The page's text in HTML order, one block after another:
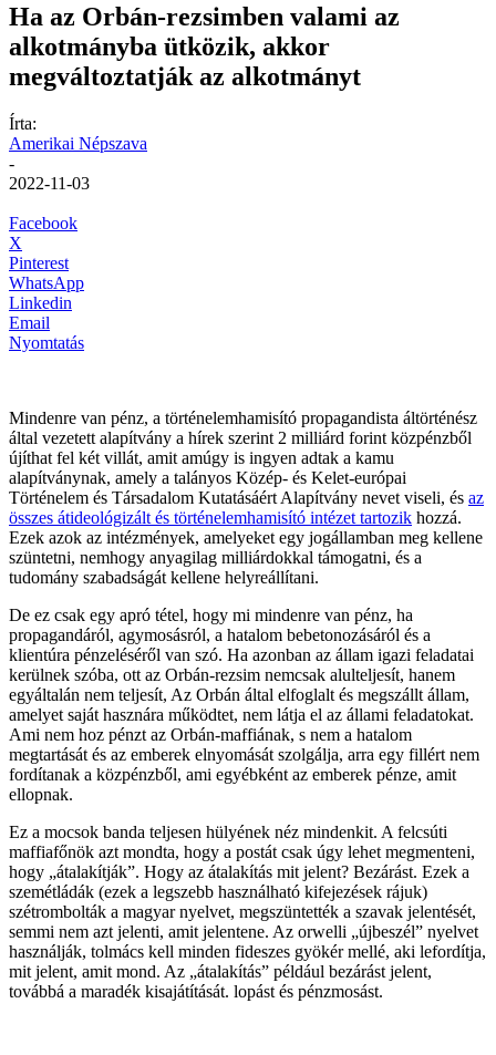
Ha az Orbán-rezsimben valami az
alkotmányba ütközik, akkor
megváltoztatják az alkotmányt
Írta:
Amerikai Népszava
-
2022-11-03
Facebook
X
Pinterest
WhatsApp
Linkedin
Email
Nyomtatás
Mindenre van pénz, a történelemhamisító propagandista áltörténész
által vezetett alapítvány a hírek szerint 2 milliárd forint közpénzből
újíthat fel két villát, amit amúgy is ingyen adtak a kamu
alapítványnak, amely a talányos Közép- és Kelet-európai
Történelem és Társadalom Kutatásáért Alapítvány nevet viseli, és az
összes átideológizált és történelemhamisító intézet tartozik hozzá.
Ezek azok az intézmények, amelyeket egy jogállamban meg kellene
szüntetni, nemhogy anyagilag milliárdokkal támogatni, és a
tudomány szabadságát kellene helyreállítani.
De ez csak egy apró tétel, hogy mi mindenre van pénz, ha
propagandáról, agymosásról, a hatalom bebetonozásáról és a
klientúra pénzeléséről van szó. Ha azonban az állam igazi feladatai
kerülnek szóba, ott az Orbán-rezsim nemcsak alulteljesít, hanem
egyáltalán nem teljesít, Az Orbán által elfoglalt és megszállt állam,
amelyet saját hasznára működtet, nem látja el az állami feladatokat.
Ami nem hoz pénzt az Orbán-maffiának, s nem a hatalom
megtartását és az emberek elnyomását szolgálja, arra egy fillért nem
fordítanak a közpénzből, ami egyébként az emberek pénze, amit
ellopnak.
Ez a mocsok banda teljesen hülyének néz mindenkit. A felcsúti
maffiafőnök azt mondta, hogy a postát csak úgy lehet megmenteni,
hogy „átalakítják”. Hogy az átalakítás mit jelent? Bezárást. Ezek a
szemétládák (ezek a legszebb használható kifejezések rájuk)
szétrombolták a magyar nyelvet, megszüntették a szavak jelentését,
semmi nem azt jelenti, amit jelentene. Az orwelli „újbeszél” nyelvet
használják, tolmács kell minden fideszes gyökér mellé, aki lefordítja,
mit jelent, amit mond. Az „átalakítás” például bezárást jelent,
továbbá a maradék kisajátítását. lopást és pénzmosást.